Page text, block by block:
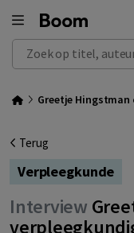
Zoek op titel, auteur,
Greetje Hingstman
Terug
Verpleegkunde
Interview